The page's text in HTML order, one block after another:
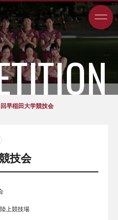
早稲田大学競技会
技会
上競技場